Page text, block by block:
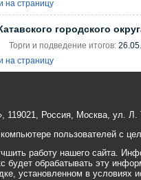
на страницу
городского
Торги и подведение итогов:
на страницу
Россия, Москва, ул. Л.
пользователей с
работу нашего сайта.
обрабатывать эту
установленном в условиях